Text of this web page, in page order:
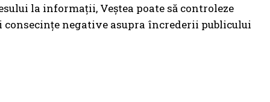
la informații, Veștea poate să controleze
consecințe negative asupra încrederii publicului